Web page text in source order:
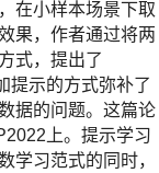
在小样本场景下取
果，作者通过将两
式，提出了
提示的方式弥补了
据的问题。这篇论
上。提示学习
学习范式的同时，